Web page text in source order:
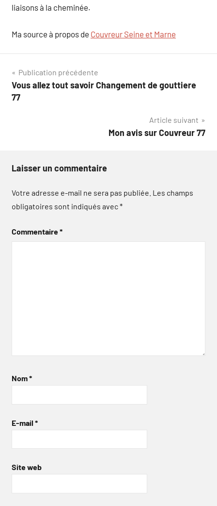
liaisons à la cheminée.
Ma source à propos de Couvreur Seine et Marne
Navigation
de
Publication précédente
Vous allez tout savoir Changement de gouttiere
77
Article suivant
Mon avis sur Couvreur 77
Laisser un commentaire
Votre adresse e-mail ne sera pas publiée. Les champs
obligatoires sont indiqués avec*
Commentaire*
Nom*
E-mail *
Site web